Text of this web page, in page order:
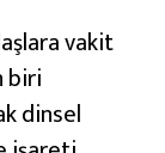
vakit
biri
dinsel